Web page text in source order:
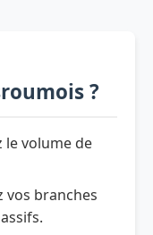
?
le volume de
vos branches